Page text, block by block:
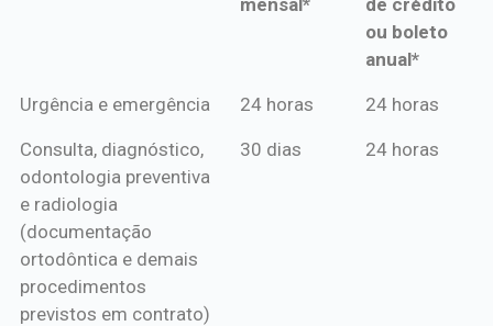
ou boleto
anual*
*Procedimentos Amil
*Pagamento
mensal*
*Pagamento
de crédito
Urgência e emergência 24 horas 24 horas
Consulta, diagnóstico,
odontologia preventiva
e radiologia
(documentação
ortodôntica e demais
procedimentos
previstos em contrato)
30 dias 24 horas